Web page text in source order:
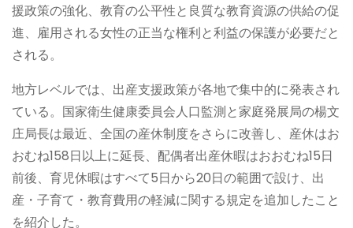
援政策の強化、教育の公平性と良質な教育資源の供給の促
進、雇用される女性の正当な権利と利益の保護が必要だと
される。
地方レベルでは、出産支援政策が各地で集中的に発表され
ている。国家衛生健康委員会人口監測と家庭発展局の楊文
庄局長は最近、全国の産休制度をさらに改善し、産休はお
おむね158日以上に延長、配偶者出産休暇はおおむね15日
前後、育児休暇はすべて5日から20日の範囲で設け、出
産・子育て・教育費用の軽減に関する規定を追加したこと
を紹介した。